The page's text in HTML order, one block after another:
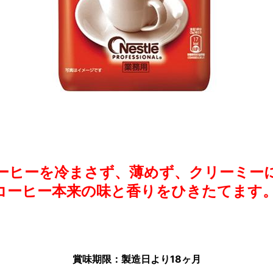
ヒーを冷まさず、薄めず、クリーミー
ーヒー本来の味と香りをひきたてます
賞味期限：製造日より18ヶ月